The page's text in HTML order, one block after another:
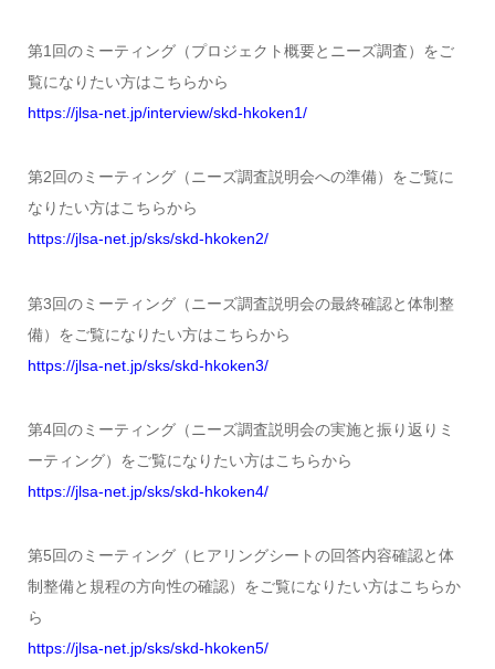
第1回のミーティング（プロジェクト概要とニーズ調査）をご
覧になりたい方はこちらから
https://jlsa-net.jp/interview/skd-hkoken1/
第2回のミーティング（ニーズ調査説明会への準備）をご覧に
なりたい方はこちらから
https://jlsa-net.jp/sks/skd-hkoken2/
第3回のミーティング（ニーズ調査説明会の最終確認と体制整
備）をご覧になりたい方はこちらから
https://jlsa-net.jp/sks/skd-hkoken3/
第4回のミーティング（ニーズ調査説明会の実施と振り返りミ
ーティング）をご覧になりたい方はこちらから
https://jlsa-net.jp/sks/skd-hkoken4/
第5回のミーティング（ヒアリングシートの回答内容確認と体
制整備と規程の方向性の確認）をご覧になりたい方はこちらか
ら
https://jlsa-net.jp/sks/skd-hkoken5/